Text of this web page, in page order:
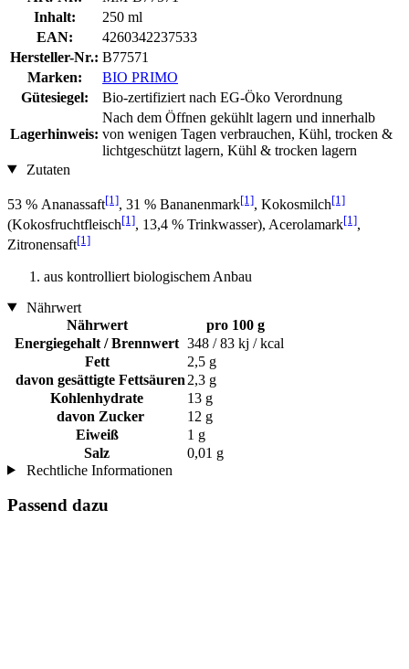
Inhalt:
250 ml
EAN:
4260342237533
Hersteller-Nr.: B77571
Marken:
BIO PRIMO
Gütesiegel:
Bio-zertifiziert nach EG-Öko Verordnung
Lagerhinweis:
Nach dem Öffnen gekühlt lagern und innerhalb
von wenigen Tagen verbrauchen, Kühl, trocken &
lichtgeschützt lagern, Kühl & trocken lagern
Zutaten
53 % Ananassaft[1], 31 % Bananenmark[1], Kokosmilch[1]
(Kokosfruchtfleisch[1], 13,4 % Trinkwasser), Acerolamark[1],
Zitronensaft[1]
aus kontrolliert biologischem Anbau
Nährwert
Nährwert
pro 100 g
Energiegehalt / Brennwert 348 / 83 kj / kcal
Fett
2,5 g
davon gesättigte Fettsäuren 2,3 g
Kohlenhydrate
13 g
davon Zucker
12 g
Eiweiß
1 g
Salz
0,01 g
Rechtliche Informationen
Passend dazu